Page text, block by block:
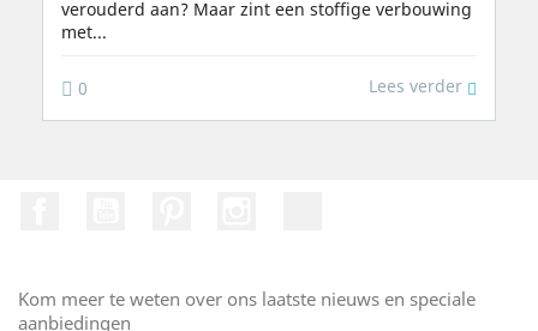
verouderd aan? Maar zint een stoffige verbouwing
met...
0 Lees verder
Kom meer te weten over ons laatste nieuws en speciale
aanbiedingen